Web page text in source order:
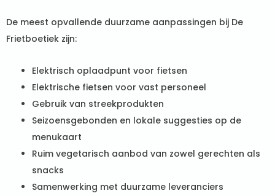
De meest opvallende duurzame aanpassingen bij De
Frietboetiek zijn:
Elektrisch oplaadpunt voor fietsen
Elektrische fietsen voor vast personeel
Gebruik van streekprodukten
Seizoensgebonden en lokale suggesties op de
menukaart
Ruim vegetarisch aanbod van zowel gerechten als
snacks
Samenwerking met duurzame leveranciers